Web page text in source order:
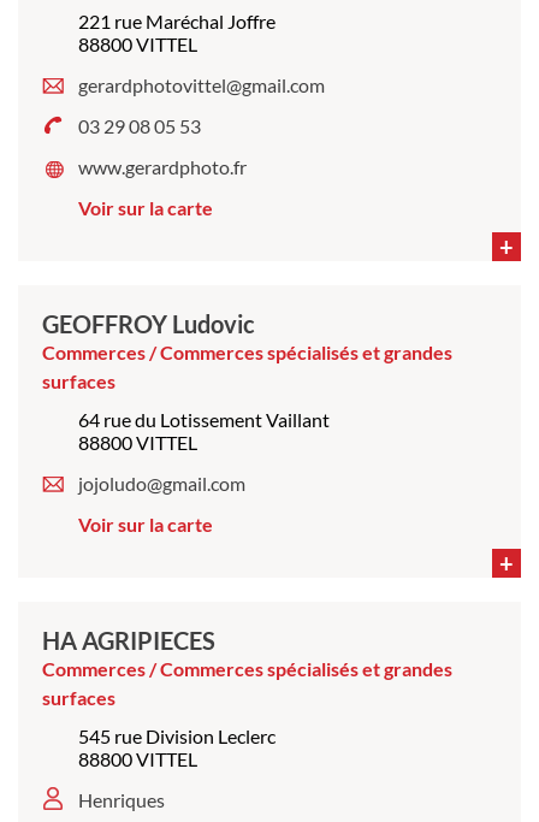
221 rue Maréchal Joffre
88800 VITTEL
gerardphotovittel@gmail.com
03 29 08 05 53
www.gerardphoto.fr
Voir sur la carte
+
GEOFFROY Ludovic
Commerces / Commerces spécialisés et grandes
surfaces
64 rue du Lotissement Vaillant
88800 VITTEL
jojoludo@gmail.com
Voir sur la carte
+
HA AGRIPIECES
Commerces / Commerces spécialisés et grandes
surfaces
545 rue Division Leclerc
88800 VITTEL
Henriques